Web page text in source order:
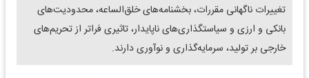
تغییرات ناگهانی مقررات، بخشنامه‌های خلق‌الساعه، محدودیت‌های
بانکی و ارزی و سیاستگذاری‌های ناپایدار، تاثیری فراتر از تحریم‌های
خارجی بر تولید، سرمایه‌گذاری و نوآوری دارند.